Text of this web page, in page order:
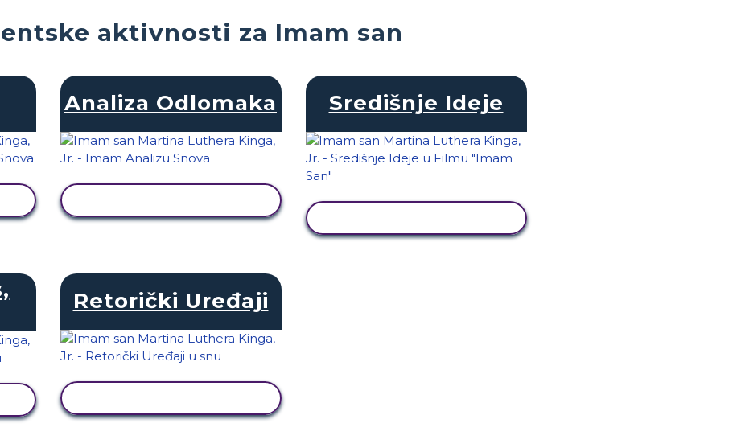
aktivnosti za Imam san
Analiza Odlomaka Središnje Ideje
Retorički Uređaji